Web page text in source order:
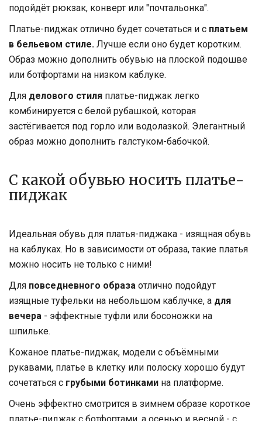
подойдёт рюкзак, конверт или "почтальонка".
Платье-пиджак отлично будет сочетаться и с платьем
в бельевом стиле. Лучше если оно будет коротким.
Образ можно дополнить обувью на плоской подошве
или ботфортами на низком каблуке.
Для делового стиля платье-пиджак легко
комбинируется с белой рубашкой, которая
застёгивается под горло или водолазкой. Элегантный
образ можно дополнить галстуком-бабочкой.
С какой обувью носить платье-
пиджак
Идеальная обувь для платья-пиджака - изящная обувь
на каблуках. Но в зависимости от образа, такие платья
можно носить не только с ними!
Для повседневного образа отлично подойдут
изящные туфельки на небольшом каблучке, а для
вечера - эффектные туфли или босоножки на
шпильке.
Кожаное платье-пиджак, модели с объёмными
рукавами, платье в клетку или полоску хорошо будут
сочетаться с грубыми ботинками на платформе.
Очень эффектно смотрится в зимнем образе короткое